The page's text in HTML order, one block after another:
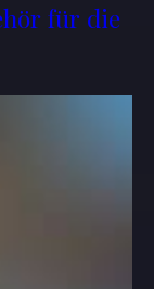
für die